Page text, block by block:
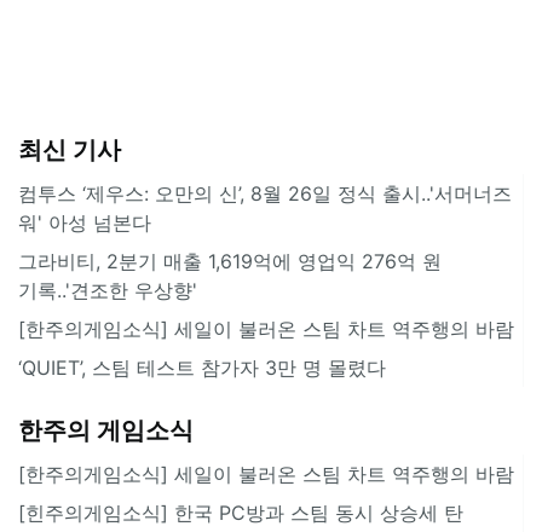
최신 기사
컴투스 ‘제우스: 오만의 신’, 8월 26일 정식 출시..'서머너즈
워' 아성 넘본다
그라비티, 2분기 매출 1,619억에 영업익 276억 원
기록..'견조한 우상향'
[한주의게임소식] 세일이 불러온 스팀 차트 역주행의 바람
‘QUIET’, 스팀 테스트 참가자 3만 명 몰렸다
한주의 게임소식
[한주의게임소식] 세일이 불러온 스팀 차트 역주행의 바람
[힌주의게임소식] 한국 PC방과 스팀 동시 상승세 탄